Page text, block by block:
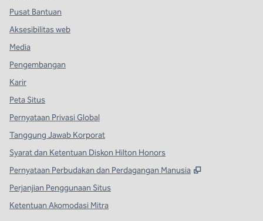
Pusat Bantuan
Aksesibilitas web
Media
Pengembangan
Karir
Peta Situs
Pernyataan Privasi Global
Tanggung Jawab Korporat
Syarat dan Ketentuan Diskon Hilton Honors
Pernyataan Perbudakan dan Perdagangan Manusia
,
Perjanjian Penggunaan Situs
Ketentuan Akomodasi Mitra